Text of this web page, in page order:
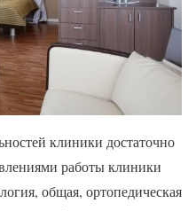
клиники достаточно
работы клиники
общая, ортопедическая